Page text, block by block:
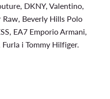
DKNY, Valentino
Raw Beverly Hills Polo
EA7 Emporio Armani
Furla i Tommy Hilfiger.